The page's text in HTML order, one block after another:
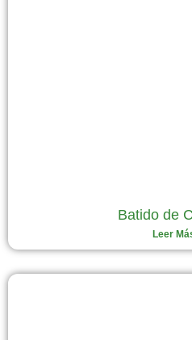
Batido de
Leer